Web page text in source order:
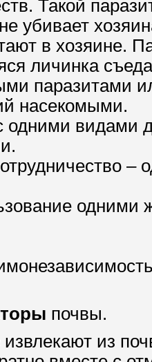
Такой
убивает
в хозяине.
личинка
паразитами
насекомыми.
одними видами
–
одними
почвы.
из